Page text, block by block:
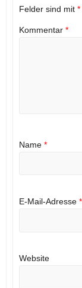
Felder sind mit *
Kommentar *
Name *
E-Mail-Adresse *
Website